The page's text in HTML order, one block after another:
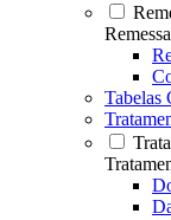
Tabelas